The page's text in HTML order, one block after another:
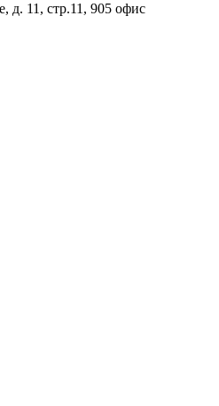
д. 11, стр.11, ​905 офис